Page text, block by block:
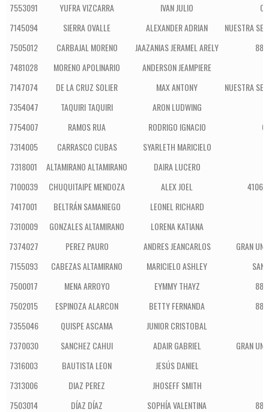
7553091
YUFRA VIZCARRA IVAN JULIO
7145094
SIERRA OVALLE ALEXANDER ADRIAN
NUESTRA
7505012
CARBAJAL MORENO JAAZANIAS JERAMEL ARELY
7481028
MORENO APOLINARIO
ANDERSON JEAMPIERE
7147074
DE LA CRUZ SOLIER MAX ANTONY
NUESTRA
7354047
TAQUIRI TAQUIRI ARON LUDWING
7754007
RAMOS RUA RODRIGO IGNACIO
7314005
CARRASCO CUBAS SYARLETH MARICIELO
7318001
ALTAMIRANO ALTAMIRANO DAIRA LUCERO
7100039
CHUQUITAIPE MENDOZA ALEX JOEL
41061
7417001
BELTRÁN SAMANIEGO LEONEL RICHARD
7310009
GONZALES ALTAMIRANO LORENA KATIANA
7374027
PEREZ PAURO ANDRES JEANCARLOS
GRAN
7155093
CABEZAS ALTAMIRANO MARICIELO ASHLEY
SAN
7500017
MENA ARROYO EYMMY THAYZ
7502015
ESPINOZA ALARCON BETTY FERNANDA
7355046
QUISPE ASCAMA JUNIOR CRISTOBAL
7370030
SANCHEZ CAHUI ADAIR GABRIEL
GRAN
7316003
BAUTISTA LEON JESÚS DANIEL
7313006
DIAZ PEREZ JHOSEFF SMITH
7503014
DÍAZ DÍAZ SOPHÍA VALENTINA